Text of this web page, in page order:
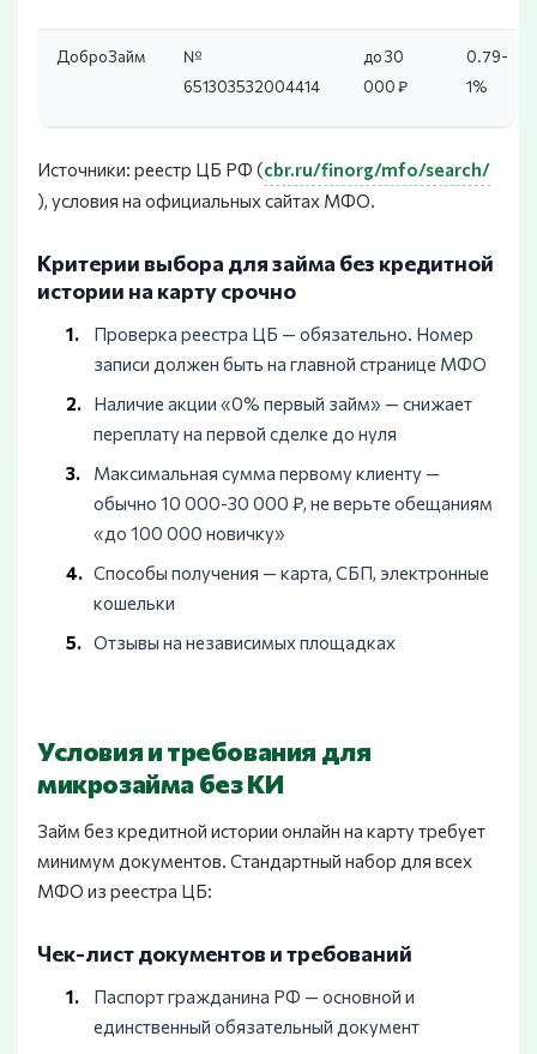
ДоброЗайм
№
651303532004414
до 30
000 ₽
0.79-
1%
Источники: реестр ЦБ РФ (cbr.ru/finorg/mfo/search/
), условия на официальных сайтах МФО.
Критерии выбора для займа без кредитной
истории на карту срочно
Проверка реестра ЦБ — обязательно. Номер
записи должен быть на главной странице МФО
Наличие акции «0% первый займ» — снижает
переплату на первой сделке до нуля
Максимальная сумма первому клиенту —
обычно 10 000-30 000 ₽, не верьте обещаниям
«до 100 000 новичку»
Способы получения — карта, СБП, электронные
кошельки
Отзывы на независимых площадках
Условия и требования для
микрозайма без КИ
Займ без кредитной истории онлайн на карту требует
минимум документов. Стандартный набор для всех
МФО из реестра ЦБ:
Чек-лист документов и требований
Паспорт гражданина РФ — основной и
единственный обязательный документ